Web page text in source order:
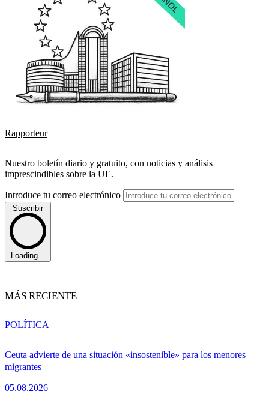
Rapporteur
Nuestro boletín diario y gratuito, con noticias y análisis
imprescindibles sobre la UE.
Introduce tu correo electrónico
Suscribir
Loading...
MÁS RECIENTE
Ceuta advierte de una situación «insostenible» para los menores
migrantes
05.08.2026
POLÍTICA